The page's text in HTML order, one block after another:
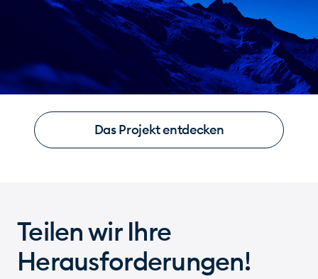
Das Projekt entdecken
Teilen wir Ihre
Herausforderungen!